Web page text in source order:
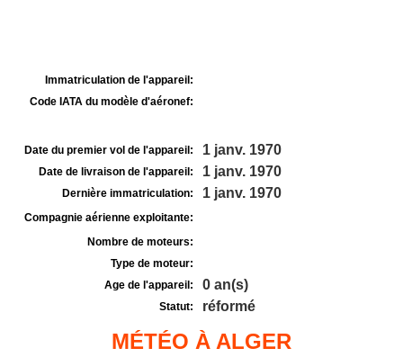
Immatriculation de l'appareil:
Code IATA du modèle d'aéronef:
Date du premier vol de l'appareil: 1 janv. 1970
Date de livraison de l'appareil: 1 janv. 1970
Dernière immatriculation: 1 janv. 1970
Compagnie aérienne exploitante:
Nombre de moteurs:
Type de moteur:
Age de l'appareil:
0 an(s)
Statut: réformé
MÉTÉO À ALGER